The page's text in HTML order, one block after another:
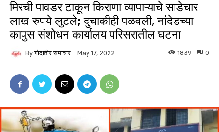
मिरची पावडर टाकून किराणा व्यापाऱ्याचे साडेचार
लाख रुपये लुटले; दुचाकीही पळवली, नांदेडच्या
कापुस संशोधन कार्यालय परिसरातील घटना
By गोदातीर समाचार May 17, 2022 0
1839